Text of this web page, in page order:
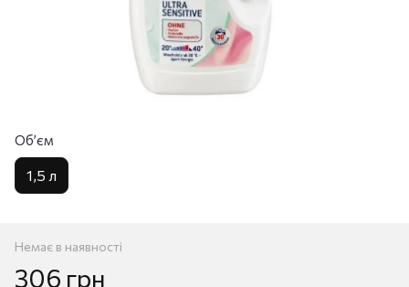
Обʼєм
1,5 л
Немає в наявності
306 грн